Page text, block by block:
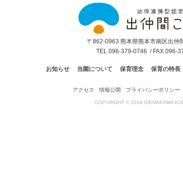
仲
こ
園
〒862-0963 熊本県熊本市南区出仲
TEL 096-379-0746 / FAX 096-
お知らせ 当園について 保育理念 保育の特長
アクセス 情報公開 プライバシーポリシー
COPYRIGHT © 2019 IDENAKAMA